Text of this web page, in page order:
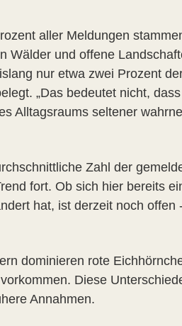
aller Meldungen
Wälder und offene
nur etwa zwei Prozent
„Das bedeutet nicht,
Alltagsraums seltener
Zahl der
fort. Ob sich hier bereits
hat, ist derzeit noch offen
dominieren rote
Diese
Annahmen.